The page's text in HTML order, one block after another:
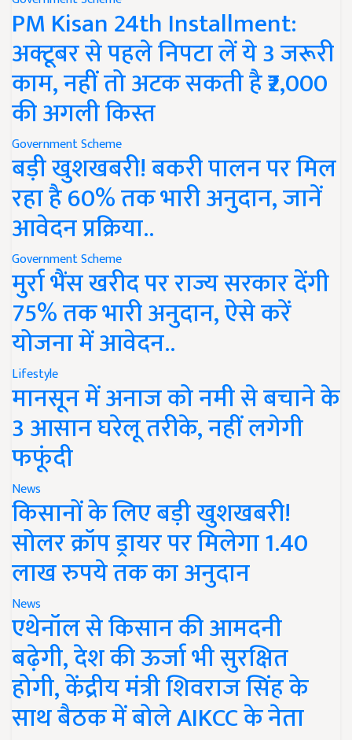
PM Kisan 24th Installment:
अक्टूबर से पहले निपटा लें ये 3 जरूरी
काम, नहीं तो अटक सकती है ₹2,000
की अगली किस्त
Government Scheme
बड़ी खुशखबरी! बकरी पालन पर मिल
रहा है 60% तक भारी अनुदान, जानें
आवेदन प्रक्रिया..
Government Scheme
मुर्रा भैंस खरीद पर राज्य सरकार देंगी
75% तक भारी अनुदान, ऐसे करें
योजना में आवेदन..
Lifestyle
मानसून में अनाज को नमी से बचाने के
3 आसान घरेलू तरीके, नहीं लगेगी
फफूंदी
News
किसानों के लिए बड़ी खुशखबरी!
सोलर क्रॉप ड्रायर पर मिलेगा 1.40
लाख रुपये तक का अनुदान
News
एथेनॉल से किसान की आमदनी
बढ़ेगी, देश की ऊर्जा भी सुरक्षित
होगी, केंद्रीय मंत्री शिवराज सिंह के
साथ बैठक में बोले AIKCC के नेता